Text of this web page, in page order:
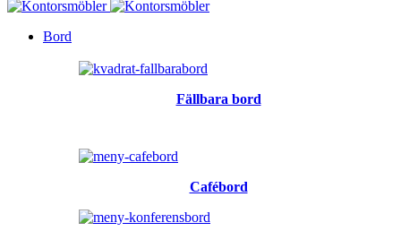
Bord
Fällbara bord
Cafébord